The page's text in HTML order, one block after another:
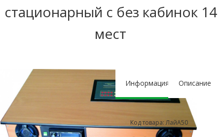
стационарный с без кабинок 14
мест
Информация Описание
Код товара: ЛайА50